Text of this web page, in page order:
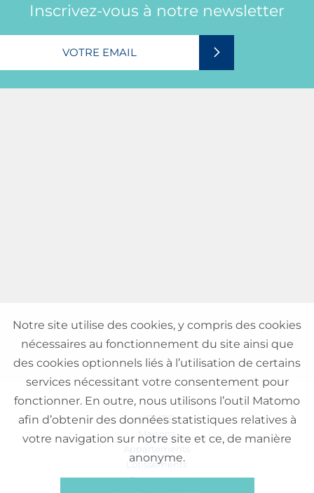
Inscrivez-vous à notre newsletter
VENTE
Maisons
Appartements
Lotissements
Commerces
Notre site utilise des cookies, y compris des cookies
nécessaires au fonctionnement du site ainsi que
des cookies optionnels liés à l’utilisation de certains
services nécessitant votre consentement pour
fonctionner. En outre, nous utilisons l’outil Matomo
afin d’obtenir des données statistiques relatives à
votre navigation sur notre site et ce, de manière
anonyme.